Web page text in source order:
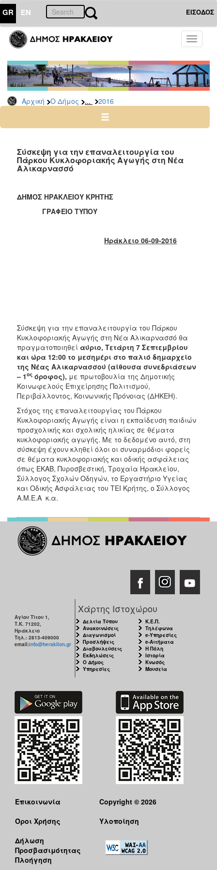
GR EN ΕΙΣΟΔΟΣ
Toggle
Αρχική Ο Δήμος ... 2016
ΔΗΜΟΣ
Δελτία
Τύπου
Αρχείο
2026
2024
2022
2021
2006
ΤΟΠΟΣ
ΠΟΛΙΤΙΣΜΟΣ
ΑΝΘΕΚΤΙΚΗ
ΠΟΛΗ
Σύσκεψη για την επαναλειτουργία του
Πάρκου Κυκλοφοριακής Αγωγής στη Νέα
Αλικαρνασσό
ΔΗΜΟΣ ΗΡΑΚΛΕΙΟΥ ΚΡΗΤΗΣ
ΓΡΑΦΕΙΟ ΤΥΠΟΥ
Ηράκλειο 06-09-2016
Σύσκεψη για την επαναλειτουργία του Πάρκου
Κυκλοφοριακής Αγωγής στη Νέα Αλικαρνασσό θα
πραγματοποιηθεί αύριο, Τετάρτη 7 Σεπτεμβρίου
και ώρα 12:00 το μεσημέρι στο παλιό δημαρχείο
της Νέας Αλικαρνασσού (αίθουσα συνεδριάσεων
– 1ος όροφος), με πρωτοβουλία της Δημοτικής
Κοινωφελούς Επιχείρησης Πολιτισμού,
Περιβάλλοντος, Κοινωνικής Πρόνοιας (ΔΗΚΕΗ).
Στόχος της επαναλειτουργίας του Πάρκου
Κυκλοφοριακής Αγωγής είναι η εκπαίδευση παιδιών
προσχολικής και σχολικής ηλικίας σε θέματα
κυκλοφοριακής αγωγής. Με το δεδομένο αυτό, στη
σύσκεψη έχουν κληθεί όλοι οι συναρμόδιοι φορείς
σε θέματα κυκλοφοριακής και οδικής ασφάλειας
όπως ΕΚΑΒ, Πυροσβεστική, Τροχαία Ηρακλείου,
Σύλλογος Σχολών Οδηγών, το Εργαστήριο Υγείας
και Οδικής Ασφάλειας του ΤΕΙ Κρήτης, ο Σύλλογος
Α.Μ.Ε.Α κ.α.
Αγίου Τίτου 1,
Τ.Κ. 71202,
Ηράκλειο
Τηλ.: 2813-409000
email:info@heraklion.gr
Χάρτης Ιστοχώρου
Δελτία Τύπου
Ανακοινώσεις
Διαγωνισμοί
Προσλήψεις
Διαβουλεύσεις
Εκδηλώσεις
Ο Δήμος
Υπηρεσίες
Κ.Ε.Π.
Τηλέφωνα
e-Υπηρεσίες
e-Αιτήματα
Η Πόλη
Ιστορία
Κνωσός
Μουσεία
Επικοινωνία
Όροι Χρήσης
Δήλωση
Προσβασιμότητας
Πλοήγηση
Copyright © 2026
Υλοποίηση